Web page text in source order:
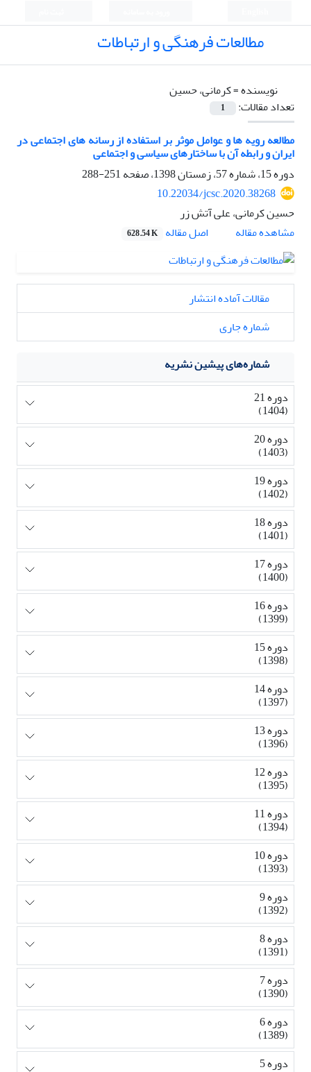
مطالعات فرهنگی و ارتباطات
نویسنده =کرمانی، حسین
تعداد مقالات:
1
مطالعه رویه ها و عوامل موثر بر استفاده از رسانه های اجتماعی در
ایران و رابطه آن با ساختارهای سیاسی و اجتماعی
دوره 15، شماره 57، زمستان 1398، صفحه
251-288
10.22034/jcsc.2020.38268
حسین کرمانی، علی آتش زر
مشاهده مقاله
اصل مقاله 628.54 K
مقالات آماده انتشار
شماره جاری
شماره‌های پیشین نشریه
دوره 21
(1404)
دوره 20
(1403)
دوره 19
(1402)
دوره 18
(1401)
دوره 17
(1400)
دوره 16
(1399)
دوره 15
(1398)
دوره 14
(1397)
دوره 13
(1396)
دوره 12
(1395)
دوره 11
(1394)
دوره 10
(1393)
دوره 9
(1392)
دوره 8
(1391)
دوره 7
(1390)
دوره 6
(1389)
دوره 5